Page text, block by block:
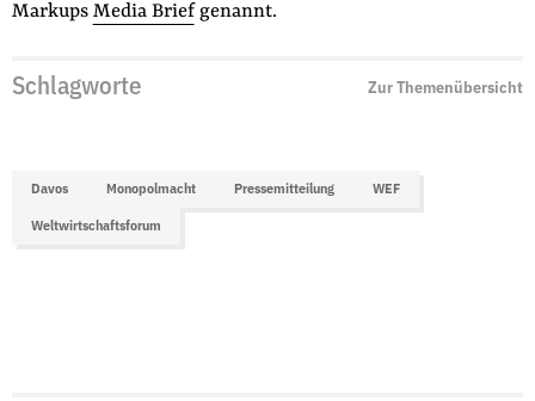
Markups Media Briefgenannt.
Schlagworte Zur Themenübersicht
Davos Monopolmacht Pressemitteilung WEF
Weltwirtschaftsforum